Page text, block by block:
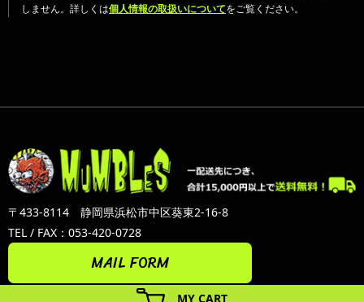
MY CART
しません。詳しくは個人情報の取扱いについてをご覧ください。
〒433-8114 静岡県浜松市中区葵東2-16-8
TEL / FAX：053-420-0728
MAIL FORM